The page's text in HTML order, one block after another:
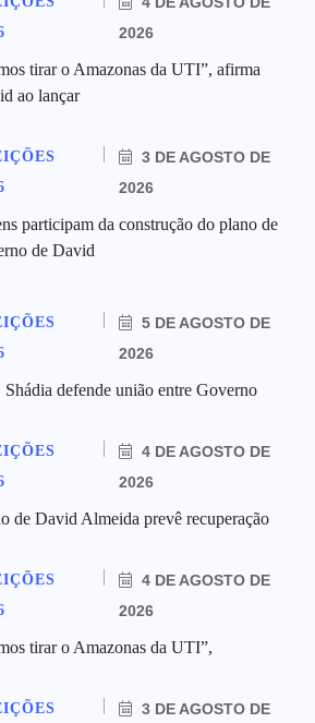
2026
tirar o Amazonas da UTI”, afirma
ao lançar
3 DE AGOSTO DE
2026
participam da construção do plano de
de David
5 DE AGOSTO DE
2026
Shádia defende união entre Governo
4 DE AGOSTO DE
2026
de David Almeida prevê recuperação
4 DE AGOSTO DE
2026
tirar o Amazonas da UTI”,
3 DE AGOSTO DE